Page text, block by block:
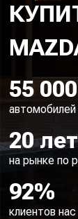
55 000
20 лет
на рынке по
92%
клиентов